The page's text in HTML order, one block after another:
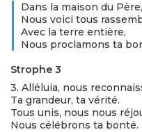
Dans la maison du Père,
Nous voici tous
Avec la terre entière,
Nous proclamons ta
Strophe 3
3. Alléluia, nous
Ta grandeur, ta vérité.
Tous unis, nous nous
Nous célébrons ta bonté.